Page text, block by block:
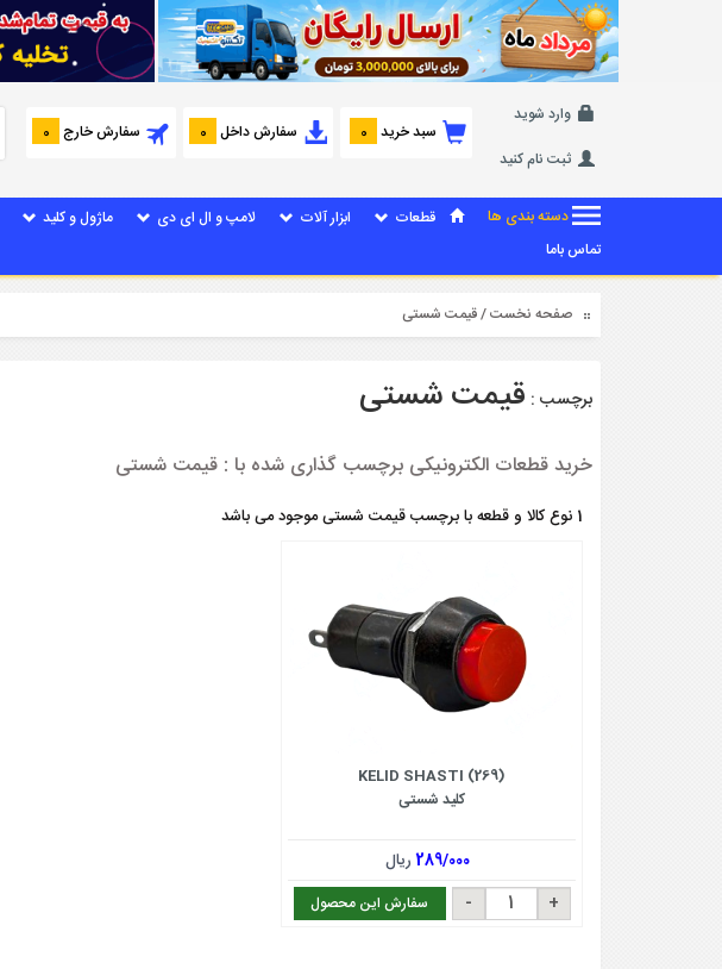
وارد شوید
ثبت نام کنید
سبد خرید 0 سفارش داخل 0 سفارش خارج 0
دسته بندی ها قطعات ابزار آلات لامپ و ال ای دی ماژول و کلید
تماس باما
صفحه نخست/ قیمت شستی
برچسب : قیمت شستی
خرید قطعات الکترونیکی برچسب گذاری شده با : قیمت شستی
1 نوع کالا و قطعه با برچسب قیمت شستی موجود می باشد
KELID SHASTI (269)
کلید شستی
289/000ریال
سفارش این محصول